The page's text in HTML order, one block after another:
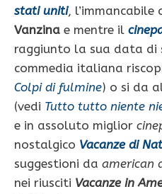
stati uniti, l’immancabile
Vanzina e mentre il
raggiunto la sua data di
commedia italiana
Colpi di fulmine) o si da
(vedi Tutto tutto niente
e in assoluto miglior
nostalgico Vacanze di
suggestioni da american
nei riusciti Vacanze in